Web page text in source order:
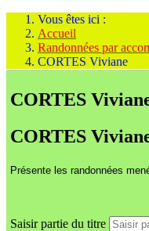
Vous êtes ici :
Accueil
Randonnées par
CORTES Viviane
CORTES
CORTES
Présente les randonnées
Saisir partie du titre